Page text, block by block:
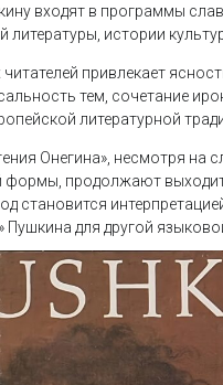
входят в программы
литературы, истории
привлекает
тем, сочетание
литературной
Онегина», несмотря на
формы, продолжают
становится
Пушкина для другой